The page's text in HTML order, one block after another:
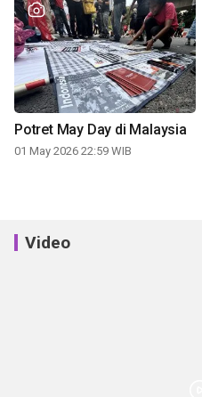
Potret May Day di Malaysia
01 May 2026 22:59 WIB
Video